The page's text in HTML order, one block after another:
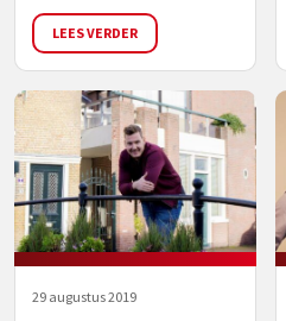
LEES VERDER
29 augustus 2019